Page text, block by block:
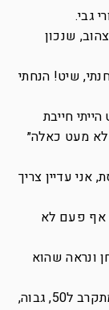
גבי.
שנכון
שיט! הנחתי
חייבת
מעט כאלה״
עדיין צריך
אף פעם לא
ונראה שהוא
רק עכשיו שמתי לב לאיך הוא באמת נראה. מתקרב ל50, גבוה,